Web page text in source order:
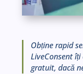
Obține rapid
LiveConsent
gratuit, dacă